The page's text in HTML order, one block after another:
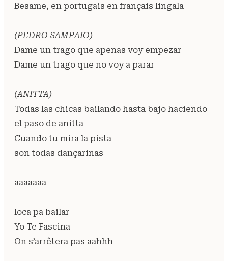
Besame, en portugais en français lingala
(PEDRO SAMPAIO)
Dame un trago que apenas voy empezar
Dame un trago que no voy a parar
(ANITTA)
Todas las chicas bailando hasta bajo haciendo
el paso de anitta
Cuando tu mira la pista
son todas dançarinas
aaaaaaa
loca pa bailar
Yo Te Fascina
On s’arrêtera pas aahhh